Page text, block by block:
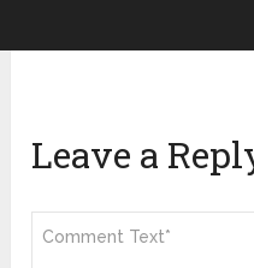
Leave a